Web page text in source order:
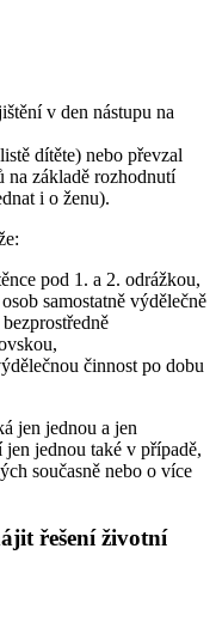
v den nástupu na
dítěte) nebo převzal
na základě rozhodnutí
i o ženu).
pod 1. a 2. odrážkou,
samostatně výdělečně
činnost po dobu
jen jednou a jen
jednou také v případě,
současně nebo o více
řešení životní